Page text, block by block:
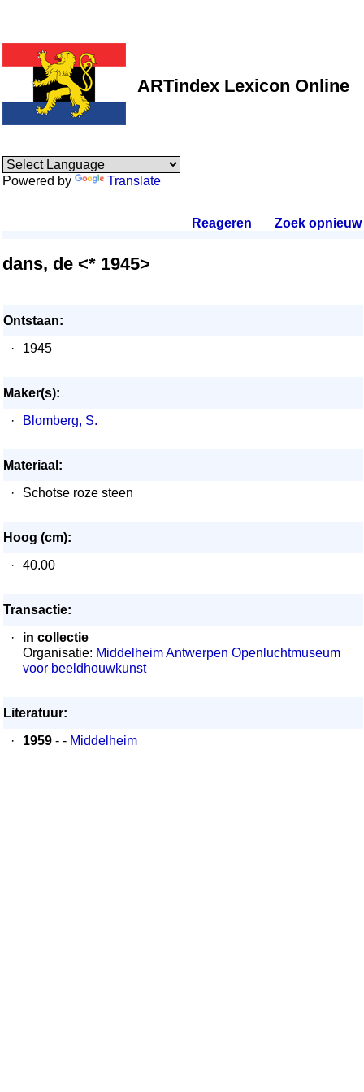
ARTindex Lexicon Online
Powered by Translate
Reageren Zoek opnieuw.
dans, de <* 1945>
Ontstaan:
·
1945
Maker(s):
·
Blomberg, S.
Materiaal:
·
Schotse roze steen
Hoog (cm):
·
40.00
Transactie:
·
in collectie
Organisatie: Middelheim Antwerpen Openluchtmuseum
voor beeldhouwkunst
Literatuur:
·
1959 - - Middelheim